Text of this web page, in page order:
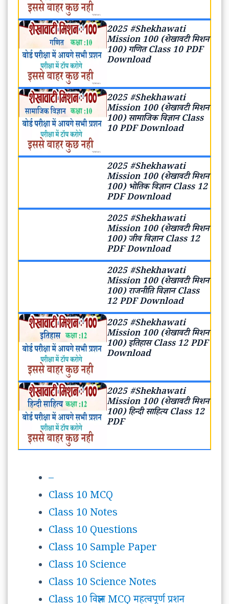
2025 #Shekhawati
Mission 100 (शेखावटी मिशन
100) गणित Class 10 PDF
Download
2025 #Shekhawati
Mission 100 (शेखावटी मिशन
100) सामाजिक विज्ञान Class
10 PDF Download
2025 #Shekhawati
Mission 100 (शेखावटी मिशन
100) भोतिक विज्ञान Class 12
PDF Download
2025 #Shekhawati
Mission 100 (शेखावटी मिशन
100) जीव विज्ञान Class 12
PDF Download
2025 #Shekhawati
Mission 100 (शेखावटी मिशन
100) राजनीति विज्ञान Class
12 PDF Download
2025 #Shekhawati
Mission 100 (शेखावटी मिशन
100) इतिहास Class 12 PDF
Download
2025 #Shekhawati
Mission 100 (शेखावटी मिशन
100) हिन्दी साहित्य Class 12
PDF
–
Class 10 MCQ
Class 10 Notes
Class 10 Questions
Class 10 Sample Paper
Class 10 Science
Class 10 Science Notes